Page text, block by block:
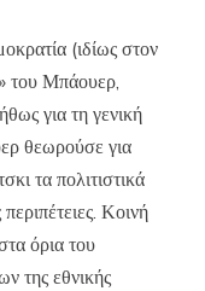
(ιδίως στον
του Μπάουερ,
για τη γενική
θεωρούσε για
τα πολιτιστικά
Κοινή
όρια του
της εθνικής